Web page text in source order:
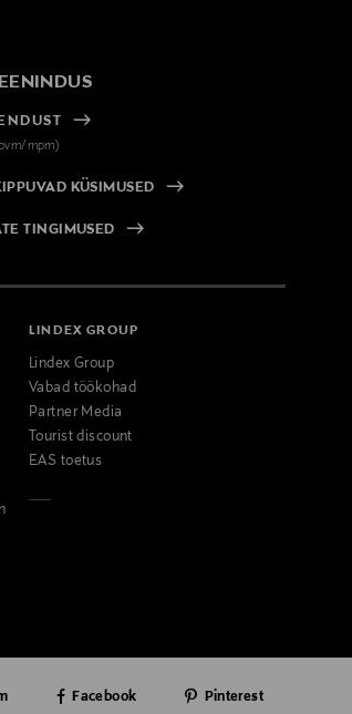
mpm)
KÜSIMUSED
TINGIMUSED
LINDEX GROUP
Lindex Group
Vabad töökohad
Partner Media
Tourist discount
EAS toetus
Facebook Pinterest